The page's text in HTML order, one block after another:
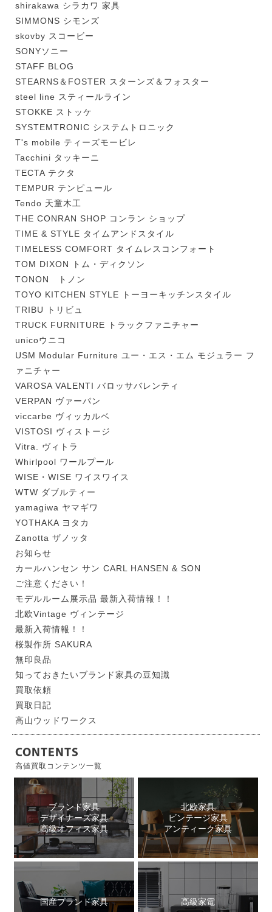
shirakawa シラカワ 家具
SIMMONS シモンズ
skovby スコービー
SONYソニー
STAFF BLOG
STEARNS＆FOSTER スターンズ＆フォスター
steel line スティールライン
STOKKE ストッケ
SYSTEMTRONIC システムトロニック
T's mobile ティーズモービレ
Tacchini タッキーニ
TECTA テクタ
TEMPUR テンピュール
Tendo 天童木工
THE CONRAN SHOP コンラン ショップ
TIME & STYLE タイムアンドスタイル
TIMELESS COMFORT タイムレスコンフォート
TOM DIXON トム・ディクソン
TONON トノン
TOYO KITCHEN STYLE トーヨーキッチンスタイル
TRIBU トリビュ
TRUCK FURNITURE トラックファニチャー
unicoウニコ
USM Modular Furniture ユー・エス・エム モジュラー フ
ァニチャー
VAROSA VALENTI バロッサバレンティ
VERPAN ヴァーパン
viccarbe ヴィッカルベ
VISTOSI ヴィストージ
Vitra. ヴィトラ
Whirlpool ワールプール
WISE・WISE ワイスワイス
WTW ダブルティー
yamagiwa ヤマギワ
YOTHAKA ヨタカ
Zanotta ザノッタ
お知らせ
カールハンセン サン CARL HANSEN & SON
ご注意ください！
モデルルーム展示品 最新入荷情報！！
北欧Vintage ヴィンテージ
最新入荷情報！！
桜製作所 SAKURA
無印良品
知っておきたいブランド家具の豆知識
買取依頼
買取日記
高山ウッドワークス
CONTENTS
高値買取コンテンツ一覧
ブランド家具
デザイナーズ家具
高級オフィス家具
北欧家具
ビンテージ家具
アンティーク家具
国産ブランド家具 高級家電